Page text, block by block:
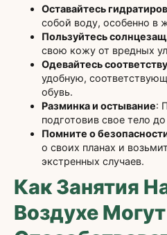
Оставайтесь
собой воду, особенно в
Пользуйтесь
свою кожу от вредных
Одевайтесь
удобную,
обувь.
Разминка и остывание:
подготовив свое тело
Помните о
о своих планах и
экстренных случаев.
Как Занятия
Воздухе Могут